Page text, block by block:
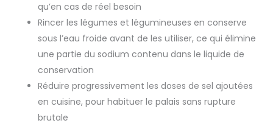
qu’en cas de réel besoin
Rincer les légumes et légumineuses en conserve
sous l’eau froide avant de les utiliser, ce qui élimine
une partie du sodium contenu dans le liquide de
conservation
Réduire progressivement les doses de sel ajoutées
en cuisine, pour habituer le palais sans rupture
brutale